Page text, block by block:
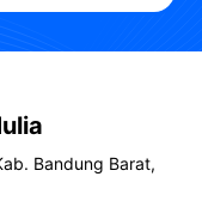
Bandung Barat,